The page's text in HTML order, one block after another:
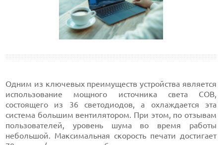
Одним из ключевых преимуществ устройства является
использование мощного источника света COB,
состоящего из 36 светодиодов, а охлаждается эта
система большим вентилятором. При этом, по отзывам
пользователей, уровень шума во время работы
небольшой. Максимальная скорость печати достигает